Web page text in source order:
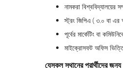
নামকরা বিশ্ববিদ্যালয়ের
স্ট্রং জিপিএ ( ৩.০ বা এর
পূর্বের মার্কেটিং বা
মাইক্রোসফট অফিস ভিত্তি
যেসকল স্থানের প্রার্থীদের